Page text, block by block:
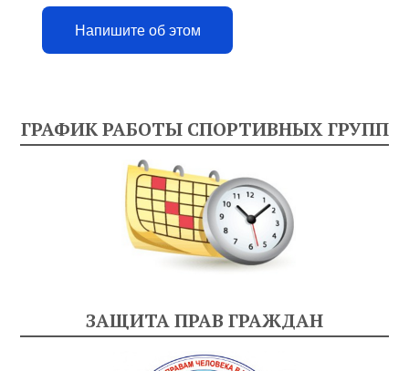
Напишите об этом
ГРАФИК РАБОТЫ СПОРТИВНЫХ ГРУПП
ЗАЩИТА ПРАВ ГРАЖДАН